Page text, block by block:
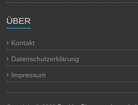
ÜBER
Kontakt
Datenschutzerklärung
Impressum